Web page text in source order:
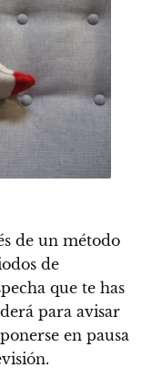
de un método
de
que te has
para avisar
en pausa